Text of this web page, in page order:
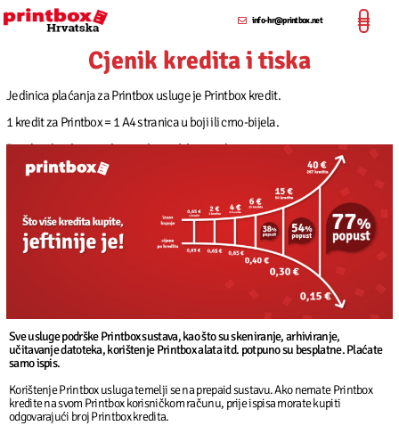
info-hr@printbox.net
Cjenik kredita i tiska
Jedinica plaćanja za Printbox usluge je Printbox kredit.
1 kredit za Printbox = 1 A4 stranica u boji ili crno-bijela.
Printbox krediti vrijede 2 godine od datuma kupnje.
Sve usluge podrške Printbox sustava, kao što su skeniranje, arhiviranje,
učitavanje datoteka, korištenje Printbox alata itd. potpuno su besplatne. Plaćate
samo ispis.
Korištenje Printbox usluga temelji se na prepaid sustavu. Ako nemate Printbox
kredite na svom Printbox korisničkom računu, prije ispisa morate kupiti
odgovarajući broj Printbox kredita.